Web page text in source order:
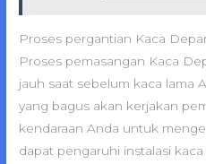
Proses pergantian Kaca
Proses pemasangan Kaca
jauh saat sebelum kaca lama
yang bagus akan kerjakan
kendaraan Anda untuk
dapat pengaruhi instalasi